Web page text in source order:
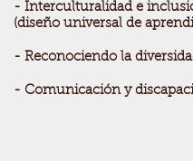
- Interculturalidad e
(diseño universal de
- Reconociendo la
- Comunicación y